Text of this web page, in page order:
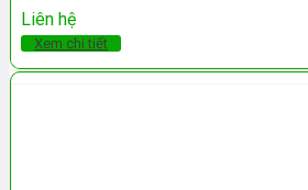
Liên hệ
Xem chi tiết